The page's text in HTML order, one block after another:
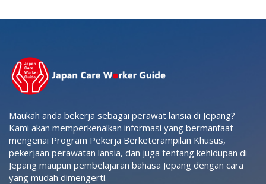
Maukah anda bekerja sebagai perawat lansia di Jepang?
Kami akan memperkenalkan informasi yang bermanfaat
mengenai Program Pekerja Berketerampilan Khusus,
pekerjaan perawatan lansia, dan juga tentang kehidupan di
Jepang maupun pembelajaran bahasa Jepang dengan cara
yang mudah dimengerti.